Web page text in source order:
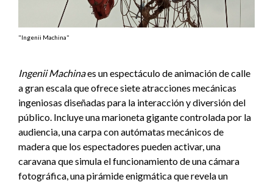
"Ingenii Machina"
Ingenii Machinaes un espectáculo de animación de calle
a gran escala que ofrece siete atracciones mecánicas
ingeniosas diseñadas para la interacción y diversión del
público. Incluye una marioneta gigante controlada por la
audiencia, una carpa con autómatas mecánicos de
madera que los espectadores pueden activar, una
caravana que simula el funcionamiento de una cámara
fotográfica, una pirámide enigmática que revela un